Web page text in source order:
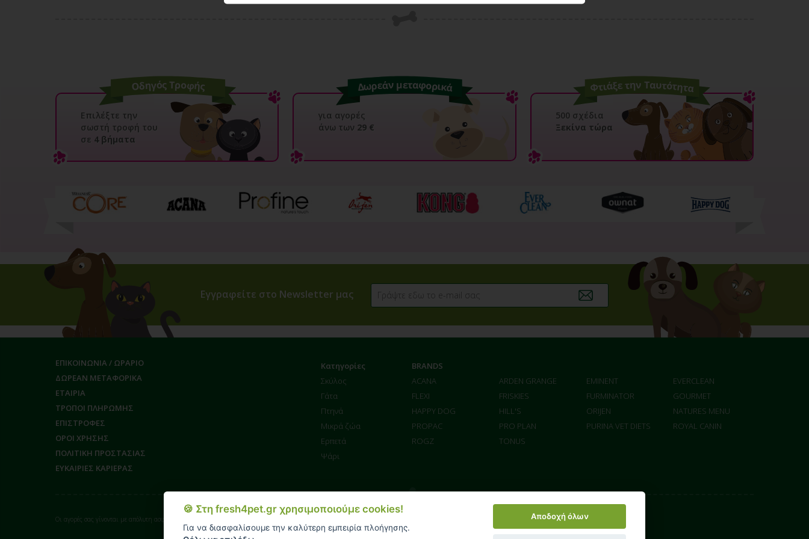
Επιλέξτε την
σωστή τροφή του
σε 4 βήματα
για αγορές
άνω των 29 €
500 σχέδια
Ξεκίνα τώρα
Εγγραφείτε στο Newsletter μας
ΕΠΙΚΟΙΝΩΝΙΑ / ΩΡΑΡΙΟ
ΔΩΡΕΑΝ ΜΕΤΑΦΟΡΙΚΑ
ΕΤΑΙΡΙΑ
ΤΡΟΠΟΙ ΠΛΗΡΩΜΗΣ
ΕΠΙΣΤΡΟΦΕΣ
ΟΡΟΙ ΧΡΗΣΗΣ
ΠΟΛΙΤΙΚΗ ΠΡΟΣΤΑΣΙΑΣ
ΕΥΚΑΙΡΙΕΣ ΚΑΡΙΕΡΑΣ
Κατηγορίες
Σκύλος
Γάτα
Πτηνά
Μικρά ζώα
Ερπετά
Ψάρι
BRANDS
ACANA
ARDEN GRANGE EMINENT
EVERCLEAN
FLEXI
FRISKIES FURMINATOR
GOURMET
HAPPY DOG
HILL'S ORIJEN
NATURES MENU
PROPAC
PRO PLAN PURINA VET DIETS
ROYAL CANIN
ROGZ
TONUS
Οι αγορές σας γίνονται με απόλυτη ασφάλεια επικοινωνίας (SSL) από το paycenter στο ασφαλές περιβάλλον της
🍪 Στη fresh4pet.gr χρησιμοποιούμε cookies!
Για να διασφαλίσουμε την καλύτερη εμπειρία πλοήγησης.
Αποδοχή όλων